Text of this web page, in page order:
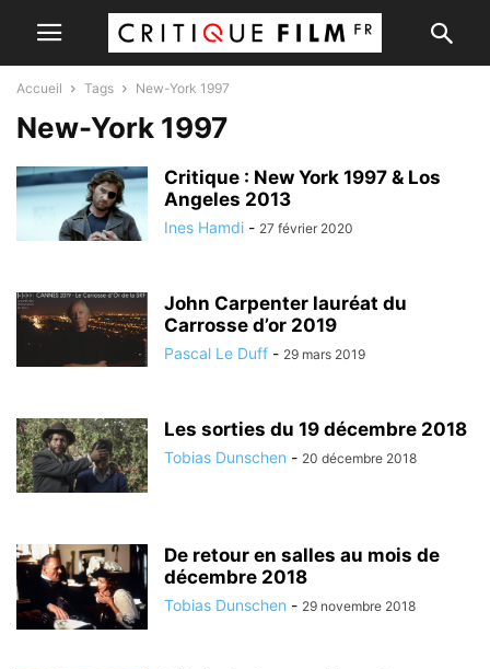
Accueil Tags New-York 1997
New-York 1997
Critique : New York 1997 & Los
Angeles 2013
Ines Hamdi - 27 février 2020
John Carpenter lauréat du
Carrosse d’or 2019
Pascal Le Duff - 29 mars 2019
Les sorties du 19 décembre 2018
Tobias Dunschen - 20 décembre 2018
De retour en salles au mois de
décembre 2018
Tobias Dunschen - 29 novembre 2018